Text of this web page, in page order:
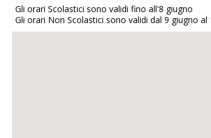
Gli orari Scolastici sono validi fino all'8 giugno
Gli orari Non Scolastici sono validi dal 9 giugno